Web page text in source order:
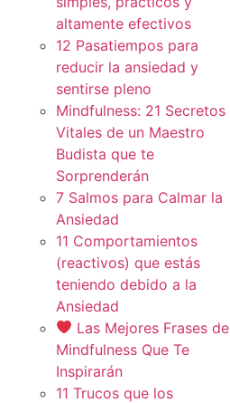
altamente efectivos
12 Pasatiempos para
reducir la ansiedad y
sentirse pleno
Mindfulness: 21 Secretos
Vitales de un Maestro
Budista que te
Sorprenderán
7 Salmos para Calmar la
Ansiedad
11 Comportamientos
(reactivos) que estás
teniendo debido a la
Ansiedad
Las Mejores Frases de
Mindfulness Que Te
Inspirarán
11 Trucos que los